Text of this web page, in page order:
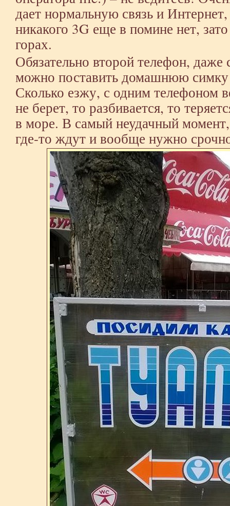
дает нормальную связь и
никакого 3G еще в помине нет,
горах.
Обязательно второй телефон,
можно поставить домашнюю
Сколько езжу, с одним телефоном
не берет, то разбивается, то
в море. В самый неудачный момент,
где-то ждут и вообще нужно